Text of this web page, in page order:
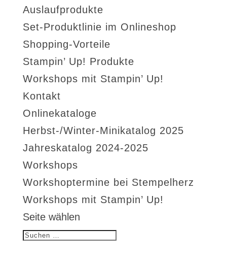
Auslaufprodukte
Set-Produktlinie im Onlineshop
Shopping-Vorteile
Stampin’ Up! Produkte
Workshops mit Stampin’ Up!
Kontakt
Onlinekataloge
Herbst-/Winter-Minikatalog 2025
Jahreskatalog 2024-2025
Workshops
Workshoptermine bei Stempelherz
Workshops mit Stampin’ Up!
Seite wählen